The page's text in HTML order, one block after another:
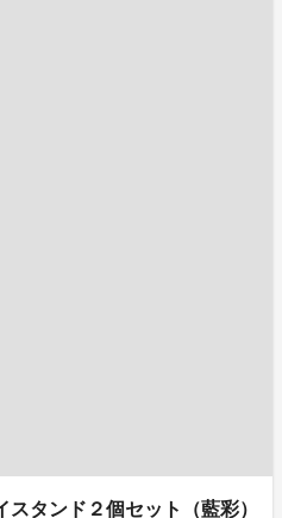
スタンド２個セット（藍彩）